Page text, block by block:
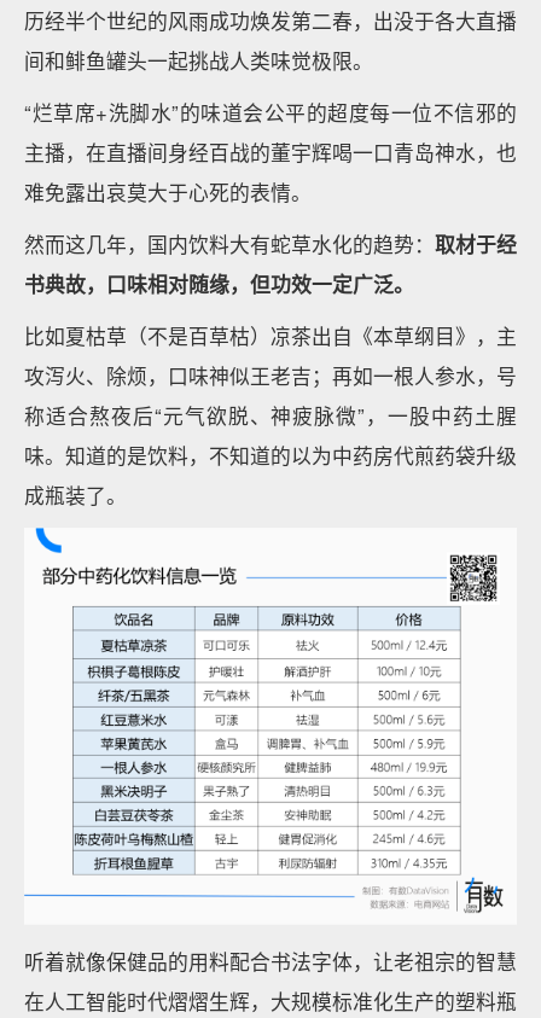
历经半个世纪的风雨成功焕发第二春，出没于各大直播
间和鲱鱼罐头一起挑战人类味觉极限。
“烂草席+洗脚水”的味道会公平的超度每一位不信邪的
主播，在直播间身经百战的董宇辉喝一口青岛神水，也
难免露出哀莫大于心死的表情。
然而这几年，国内饮料大有蛇草水化的趋势： 取材于经
书典故，口味相对随缘，但功效一定广泛。
比如夏枯草（不是百草枯）凉茶出自《本草纲目》，主
攻泻火、除烦，口味神似王老吉；再如一根人参水，号
称适合熬夜后“元气欲脱、神疲脉微”，一股中药土腥
味。知道的是饮料，不知道的以为中药房代煎药袋升级
成瓶装了。
听着就像保健品的用料配合书法字体，让老祖宗的智慧
在人工智能时代熠熠生辉，大规模标准化生产的塑料瓶